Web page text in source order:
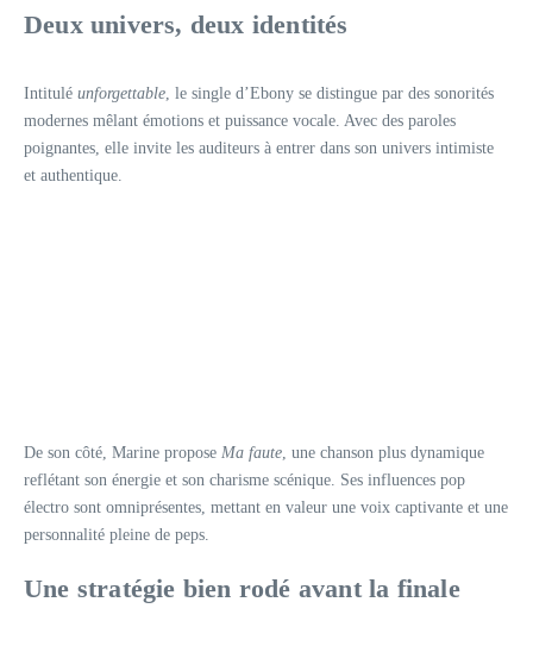
Deux univers, deux identités
Intitulé unforgettable, le single d’Ebony se distingue par des sonorités
modernes mêlant émotions et puissance vocale. Avec des paroles
poignantes, elle invite les auditeurs à entrer dans son univers intimiste
et authentique.
De son côté, Marine propose Ma faute , une chanson plus dynamique
reflétant son énergie et son charisme scénique. Ses influences pop
électro sont omniprésentes, mettant en valeur une voix captivante et une
personnalité pleine de peps.
Une stratégie bien rodé avant la finale